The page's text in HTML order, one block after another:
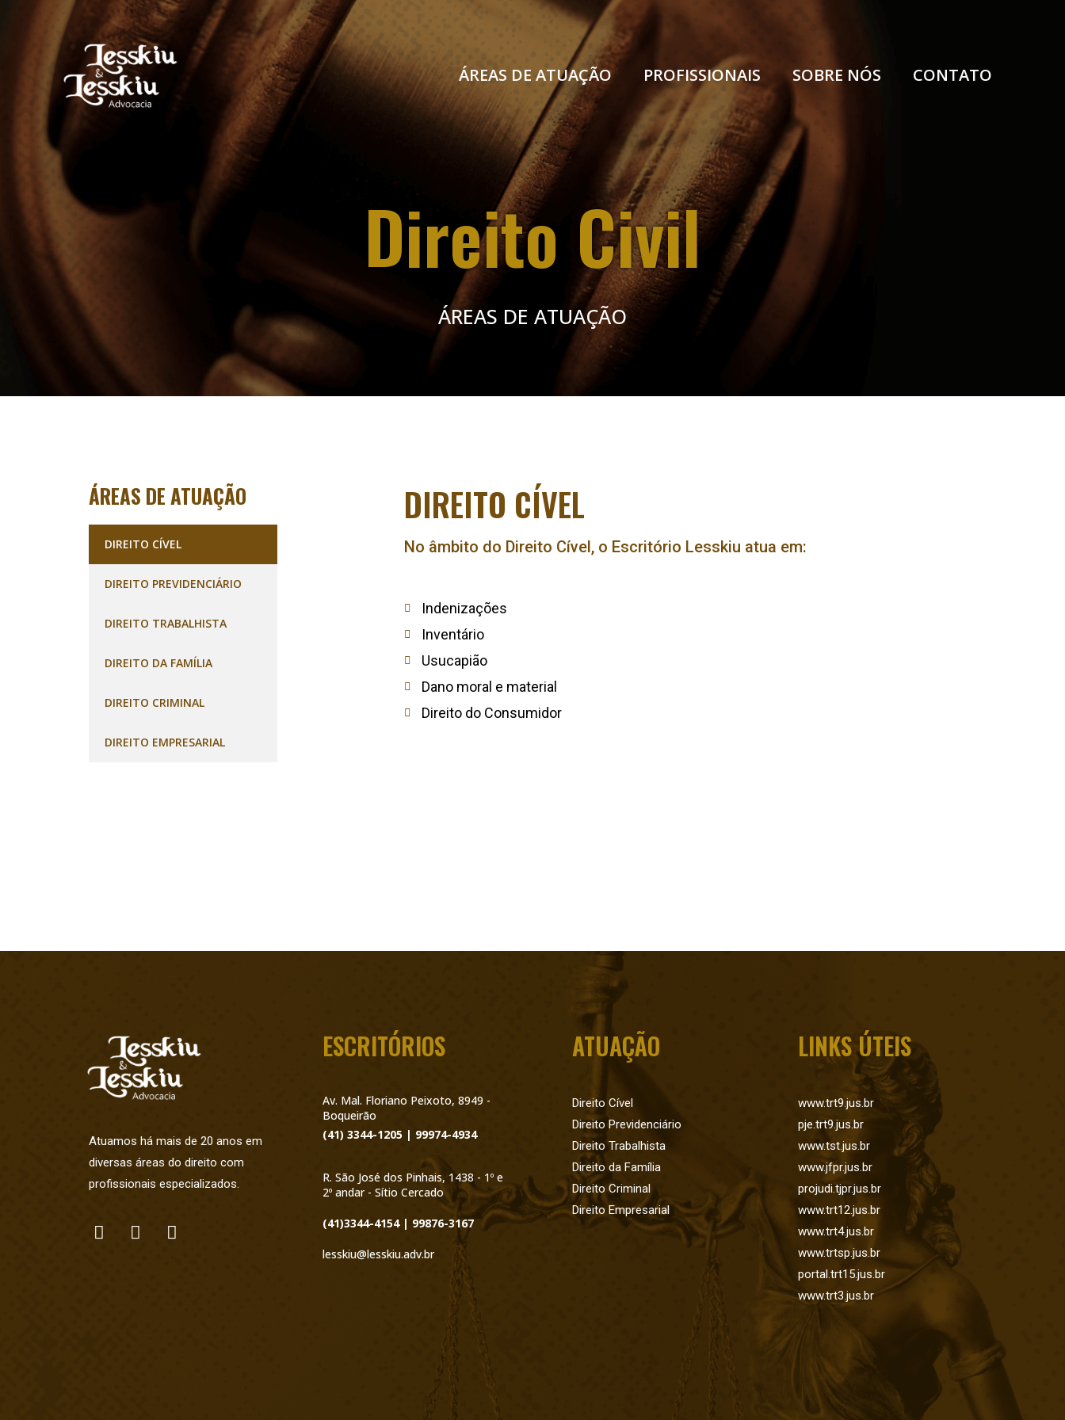
ÁREAS DE ATUAÇÃO PROFISSIONAIS SOBRE NÓS CONTATO
Direito Civil
ÁREAS DE ATUAÇÃO
ÁREAS DE ATUAÇÃO
DIREITO CÍVEL
DIREITO PREVIDENCIÁRIO
DIREITO TRABALHISTA
DIREITO DA FAMÍLIA
DIREITO CRIMINAL
DIREITO EMPRESARIAL
DIREITO CÍVEL
No âmbito do Direito Cível, o Escritório Lesskiu atua em:
Indenizações
Inventário
Usucapião
Dano moral e material
Direito do Consumidor
Atuamos há mais de 20 anos em
diversas áreas do direito com
profissionais especializados.
ESCRITÓRIOS
Av. Mal. Floriano Peixoto, 8949 -
Boqueirão
(41) 3344-1205 | 99974-4934
R. São José dos Pinhais, 1438 - 1º e
2º andar - Sítio Cercado
(41)3344-4154 | 99876-3167
lesskiu@lesskiu.adv.br
ATUAÇÃO
Direito Cível
Direito Previdenciário
Direito Trabalhista
Direito da Família
Direito Criminal
Direito Empresarial
LINKS ÚTEIS
www.trt9.jus.br
pje.trt9.jus.br
www.tst.jus.br
www.jfpr.jus.br
projudi.tjpr.jus.br
www.trt12.jus.br
www.trt4.jus.br
www.trtsp.jus.br
portal.trt15.jus.br
www.trt3.jus.br